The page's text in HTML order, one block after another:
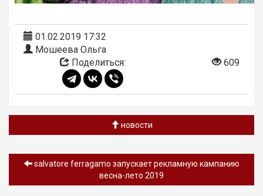
01.02.2019 17:32
Мошеева Ольга
Поделиться:
609
новости
salvatore ferragamo запускает рекламную кампанию
весна-лето 2019